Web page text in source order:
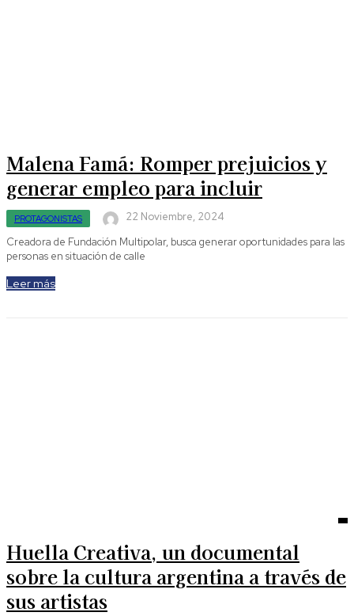
Malena Famá: Romper prejuicios y
generar empleo para incluir
PROTAGONISTAS
22 Noviembre, 2024
Creadora de Fundación Multipolar, busca generar oportunidades para las
personas en situación de calle
Leer más
Huella Creativa, un documental
sobre la cultura argentina a través de
sus artistas